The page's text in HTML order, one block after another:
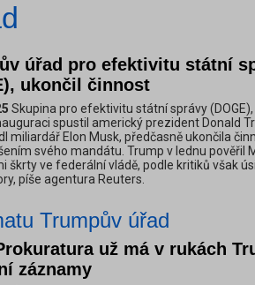
úřad pro efektivitu státní
ukončil činnost
Skupina pro efektivitu státní správy
spustil americký prezident Donald
miliardář Elon Musk, předčasně ukončila
svého mandátu. Trump v lednu pověřil
škrty ve federální vládě, podle kritiků však
píše agentura Reuters.
Trumpův úřad
už má v rukách
záznamy